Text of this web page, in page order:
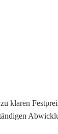
klaren